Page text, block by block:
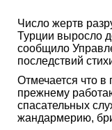
Число жертв
Турции выросло
сообщило
последствий
Отмечается что в
прежнему
спасательных
жандармерию,